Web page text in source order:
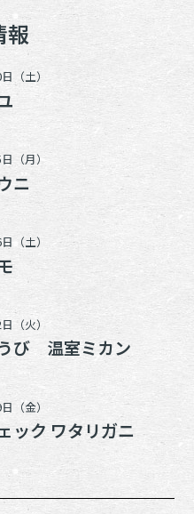
報
（土）
（月）
ニ
（土）
（火）
び 温室ミカン
（金）
ック ワタリガニ